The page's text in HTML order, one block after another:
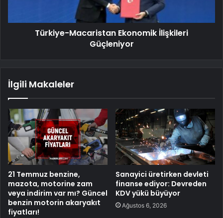
Türkiye-Macaristan Ekonomik İlişkileri
Güçleniyor
İlgili Makaleler
21 Temmuz benzine,
mazota, motorine zam
veya indirim var mı? Güncel
benzin motorin akaryakıt
fiyatları!
Sanayici üretirken devleti
finanse ediyor: Devreden
KDV yükü büyüyor
Ağustos 6, 2026